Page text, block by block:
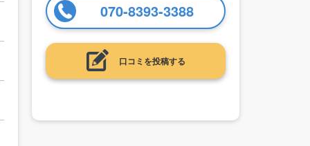
070-8393-3388
口コミを投稿する